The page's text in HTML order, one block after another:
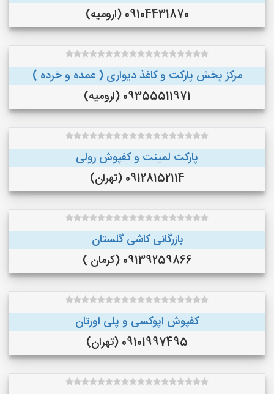
09104431870 (ارومیه)
مرکز پخش پارکت و کاغذ دیواری ( عمده و خرده )
09355511971 (ارومیه)
پارکت لمینت و کفپوش رولی
09128152114 (تهران)
بازرگانی کاشی گلستان
09139259866 (کرمان )
کفپوش اپوکسی و پلی اورتان
09101997495 (تهران)